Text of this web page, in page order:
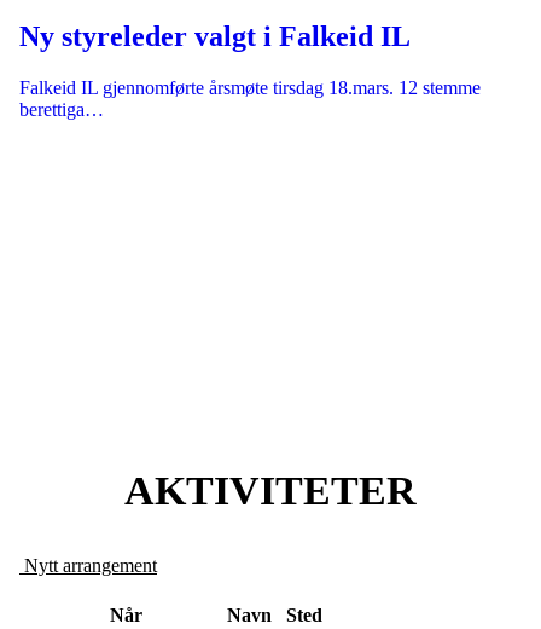
Ny styreleder valgt i Falkeid IL
Falkeid IL gjennomførte årsmøte tirsdag 18.mars. 12 stemme
berettiga…
AKTIVITETER
Nytt arrangement
Når Navn
Sted